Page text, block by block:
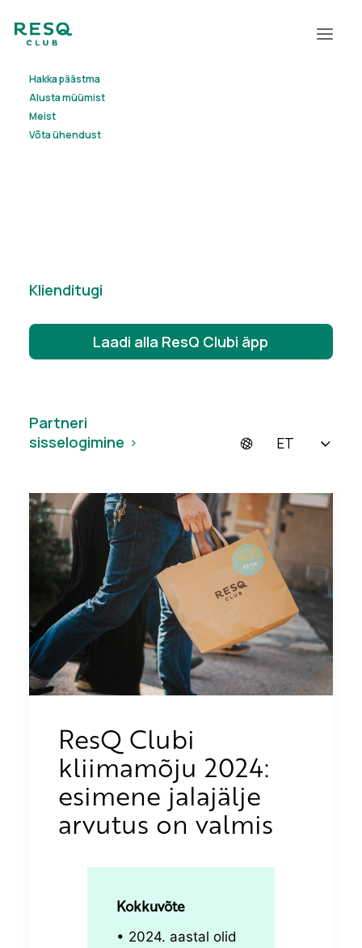
Hakka päästma
Alusta müümist
Meist
Võta ühendust
Klienditugi
Laadi alla ResQ Clubi äpp
ET
Partneri
sisselogimine
ResQ Clubi
kliimamõju 2024:
esimene jalajälje
arvutus on valmis
Kokkuvõte
• 2024. aastal olid